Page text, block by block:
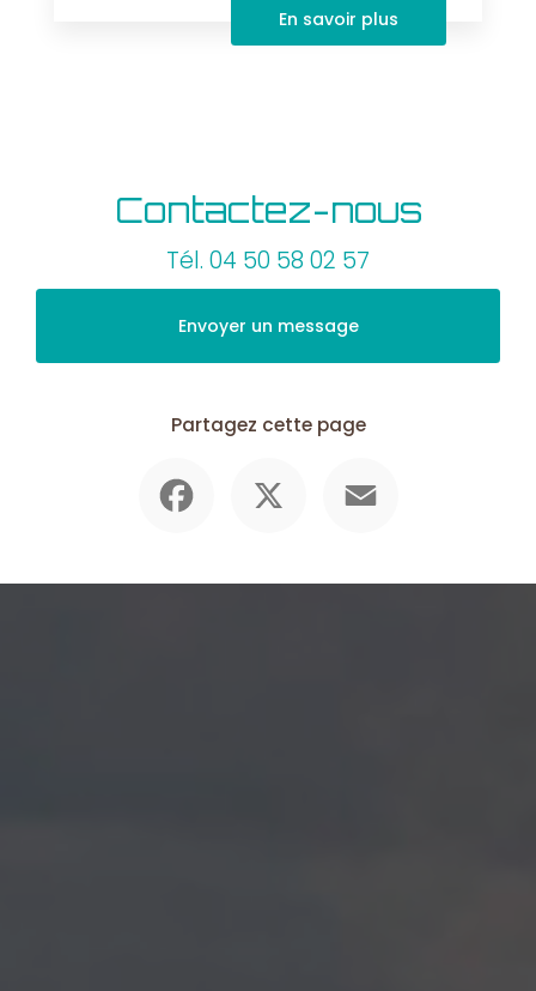
En savoir plus
Contactez-nous
Tél. 04 50 58 02 57
Envoyer un message
Partagez cette page